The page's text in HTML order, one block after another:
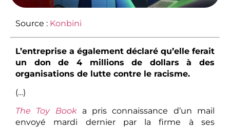
Source : Konbini
L’entreprise a également déclaré qu’elle ferait
un don de 4 millions de dollars à des
organisations de lutte contre le racisme.
(…)
The Toy Booka pris connaissance d’un mail
envoyé mardi dernier par la firme à ses